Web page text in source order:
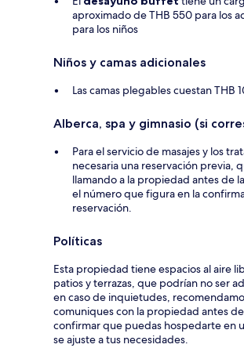
aproximado de THB 550 para los
para los niños
Niños y camas adicionales
Las camas plegables cuestan THB
Alberca, spa y gimnasio (si
Para el servicio de masajes y los
necesaria una reservación previa,
llamando a la propiedad antes de
el número que figura en la
reservación.
Políticas
Esta propiedad tiene espacios al aire
patios y terrazas, que podrían no ser
en caso de inquietudes,
comuniques con la propiedad antes
confirmar que puedas hospedarte en
se ajuste a tus necesidades.